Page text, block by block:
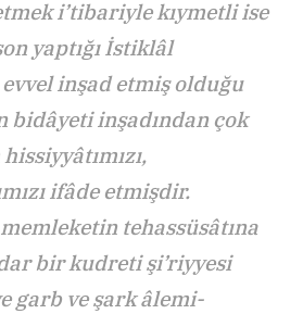
i’tibariyle kıymetli ise
yaptığı İstiklâl
inşad etmiş olduğu
bidâyeti inşadından çok
ifâde etmişdir.
tehassüsâtına
bir kudreti şi’riyyesi
garb ve şark âlemi-